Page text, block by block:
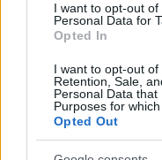
I want to opt-out
Personal Data for
Opted In
I want to opt-out of
Retention, Sale,
Personal Data
Purposes for
Opted Out